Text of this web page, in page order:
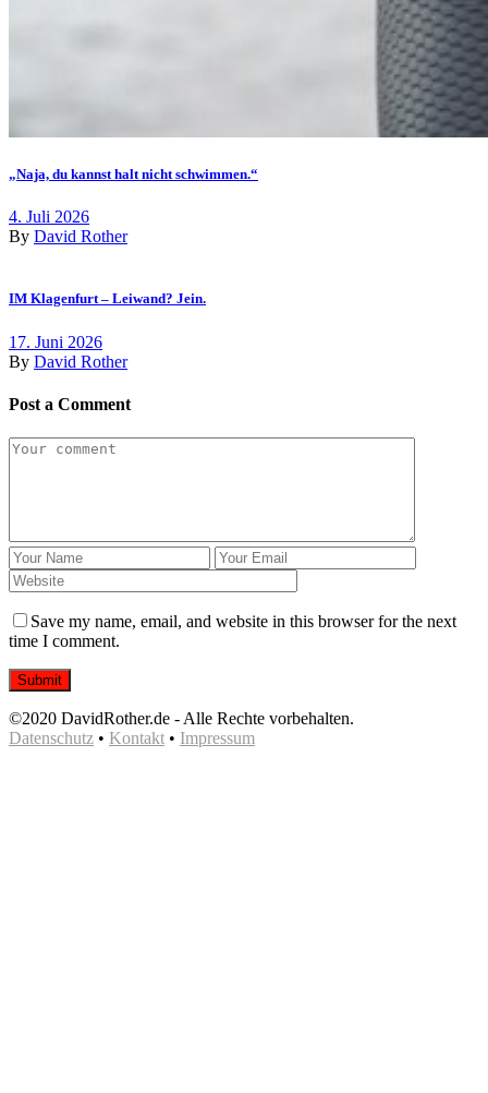
„Naja, du kannst halt nicht schwimmen.“
4. Juli 2026
By David Rother
IM Klagenfurt – Leiwand? Jein.
17. Juni 2026
By David Rother
Post a Comment
Save my name, email, and website in this browser for the next
time I comment.
©2020 DavidRother.de - Alle Rechte vorbehalten.
Datenschutz • Kontakt • Impressum